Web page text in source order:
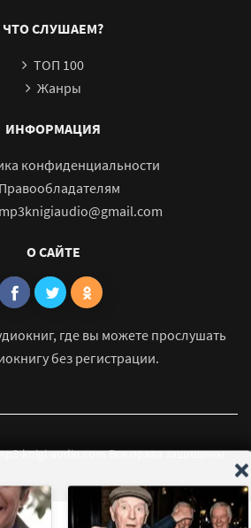
ЧТО СЛУШАЕМ?
ТОП 100
Жанры
ИНФОРМАЦИЯ
конфиденциальности
Правообладателям
О САЙТЕ
где вы можете прослушать
без регистрации.
knigi-audio.com Все права защищены